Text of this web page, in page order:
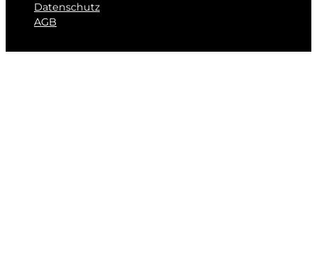
Datenschutz
AGB